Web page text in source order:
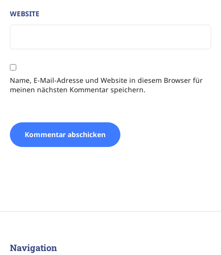
WEBSITE
Name, E-Mail-Adresse und Website in diesem Browser für
meinen nächsten Kommentar speichern.
Navigation